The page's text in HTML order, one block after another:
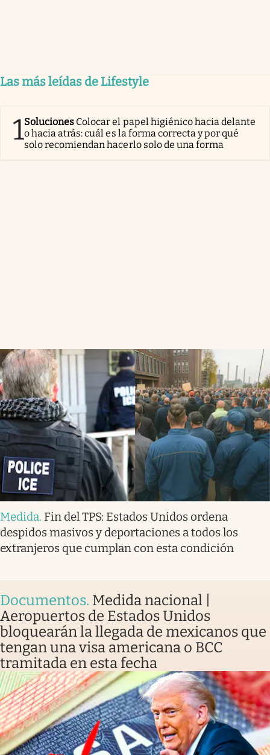
Las más leídas de Lifestyle
1Soluciones Colocar el papel higiénico hacia delante
o hacia atrás: cuál es la forma correcta y por qué
solo recomiendan hacerlo solo de una forma
Medida. Fin del TPS: Estados Unidos ordena
despidos masivos y deportaciones a todos los
extranjeros que cumplan con esta condición
Documentos. Medida nacional |
Aeropuertos de Estados Unidos
bloquearán la llegada de mexicanos que
tengan una visa americana o BCC
tramitada en esta fecha